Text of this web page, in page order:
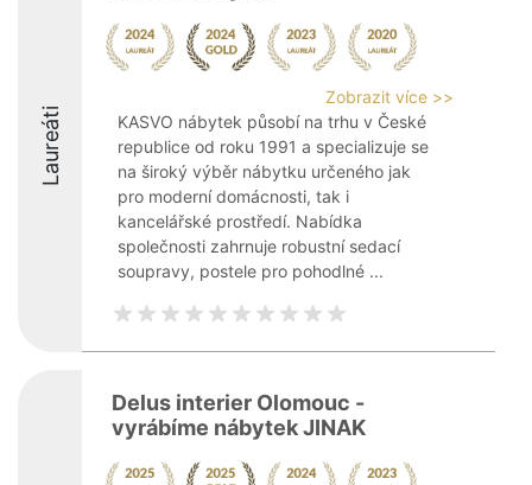
Laureáti
Zobrazit více >>
KASVO nábytek působí na trhu v České
republice od roku 1991 a specializuje se
na široký výběr nábytku určeného jak
pro moderní domácnosti, tak i
kancelářské prostředí. Nabídka
společnosti zahrnuje robustní sedací
soupravy, postele pro pohodlné ...
Delus interier Olomouc -
vyrábíme nábytek JINAK